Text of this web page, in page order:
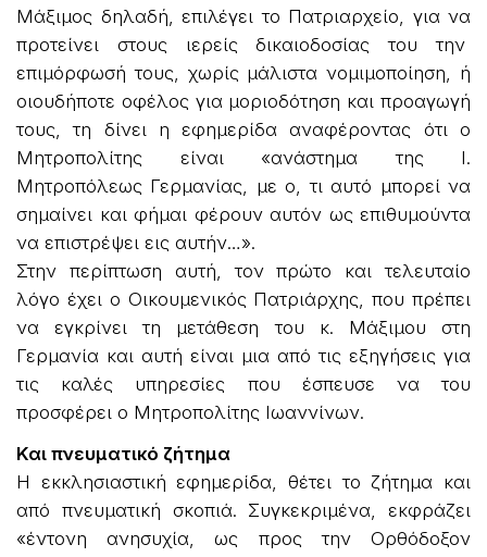
Μάξιμος δηλαδή, επιλέγει το Πατριαρχείο, για να
προτείνει στους ιερείς δικαιοδοσίας του την
επιμόρφωσή τους, χωρίς μάλιστα νομιμοποίηση, ή
οιουδήποτε οφέλος για μοριοδότηση και προαγωγή
τους, τη δίνει η εφημερίδα αναφέροντας ότι ο
Μητροπολίτης είναι «ανάστημα της Ι.
Μητροπόλεως Γερμανίας, με ο, τι αυτό μπορεί να
σημαίνει και φήμαι φέρουν αυτόν ως επιθυμούντα
να επιστρέψει εις αυτήν…».
Στην περίπτωση αυτή, τον πρώτο και τελευταίο
λόγο έχει ο Οικουμενικός Πατριάρχης, που πρέπει
να εγκρίνει τη μετάθεση του κ. Μάξιμου στη
Γερμανία και αυτή είναι μια από τις εξηγήσεις για
τις καλές υπηρεσίες που έσπευσε να του
προσφέρει ο Μητροπολίτης Ιωαννίνων.
Και πνευματικό ζήτημα
Η εκκλησιαστική εφημερίδα, θέτει το ζήτημα και
από πνευματική σκοπιά. Συγκεκριμένα, εκφράζει
«έντονη ανησυχία, ως προς την Ορθόδοξον